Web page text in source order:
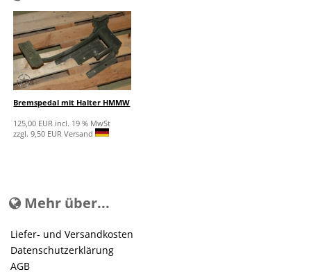
Bremspedal mit Halter HMMW
125,00 EUR incl. 19 % MwSt
zzgl. 9,50 EUR Versand
Mehr über...
Liefer- und Versandkosten
Datenschutzerklärung
AGB